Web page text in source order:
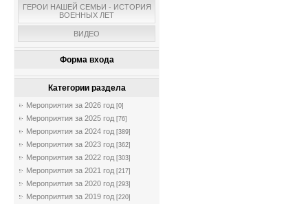
ГЕРОИ НАШЕЙ СЕМЬИ - ИСТОРИЯ
ВОЕННЫХ ЛЕТ
ВИДЕО
Форма входа
Категории раздела
Мероприятия за 2026 год [0]
Мероприятия за 2025 год [76]
Мероприятия за 2024 год [389]
Мероприятия за 2023 год [362]
Мероприятия за 2022 год [303]
Мероприятия за 2021 год [217]
Мероприятия за 2020 год [293]
Мероприятия за 2019 год [220]